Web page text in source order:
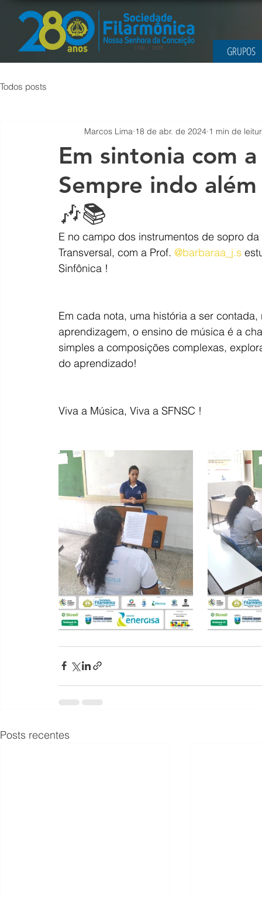
GRUPOS
Todos posts
Em sintonia com
Sempre indo
🎶📚
Marcos Lima 18 de abr. de 2024 1 min de
E no campo dos instrumentos de sopro
Transversal, com a Prof. @barbaraa_j.s
Sinfônica !
Em cada nota, uma história a ser
aprendizagem, o ensino de música é a
simples a composições complexas,
do aprendizado!
Viva a Música, Viva a SFNSC !
Posts recentes